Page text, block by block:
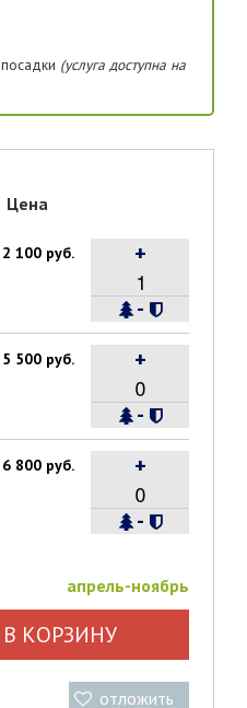
(услуга доступна на
Цена
2 100 руб.
-
+
5 500 руб.
-
+
6 800 руб.
-
+
апрель-ноябрь
КОРЗИНУ
отложить